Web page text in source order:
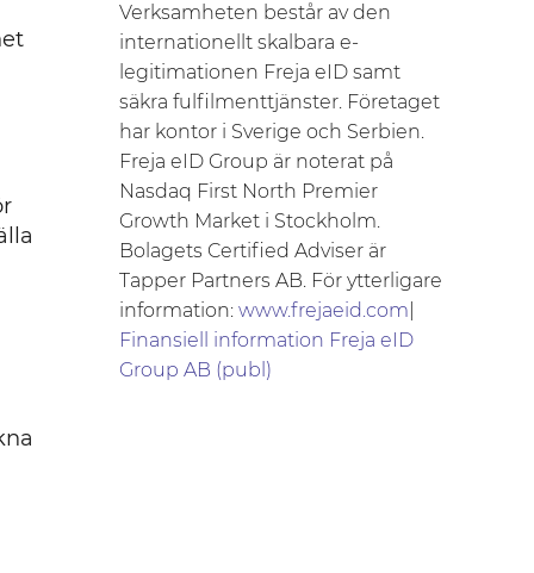
Verksamheten består av den
internationellt skalbara e-
legitimationen Freja eID samt
säkra fulfilmenttjänster. Företaget
har kontor i Sverige och Serbien.
Freja eID Group är noterat på
Nasdaq First North Premier
Growth Market i Stockholm.
Bolagets Certified Adviser är
Tapper Partners AB. För ytterligare
information: www.frejaeid.com
Finansiell information Freja eID
Group AB (publ)